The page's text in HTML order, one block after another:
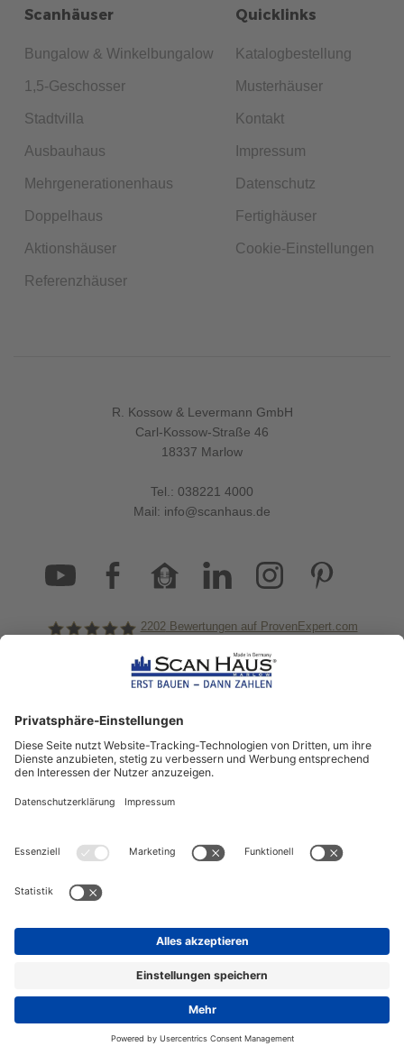
Scanhäuser
Bungalow & Winkelbungalow
1,5-Geschosser
Stadtvilla
Ausbauhaus
Mehrgenerationenhaus
Doppelhaus
Aktionshäuser
Referenzhäuser
Quicklinks
Katalogbestellung
Musterhäuser
Kontakt
Impressum
Datenschutz
Fertighäuser
Cookie-Einstellungen
R. Kossow & Levermann GmbH
Carl-Kossow-Straße 46
18337 Marlow
Tel.: 038221 4000
Mail: info@scanhaus.de
ScanHaus Marlow
2202 Bewertungen auf ProvenExpert.com
informiert!
Aktuelle News rund um ScanHaus &
das Thema Hausbau
Sofort informiert über neue Artikel
ZUM NEWSLETTER ANMELDEN